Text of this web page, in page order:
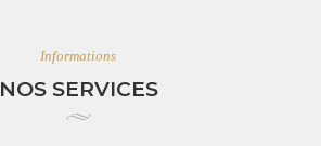
Informations
NOS SERVICES